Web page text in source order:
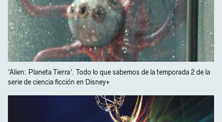
'Alien: Planeta Tierra'. Todo lo que sabemos de la temporada 2 de la
serie de ciencia ficción en Disney+